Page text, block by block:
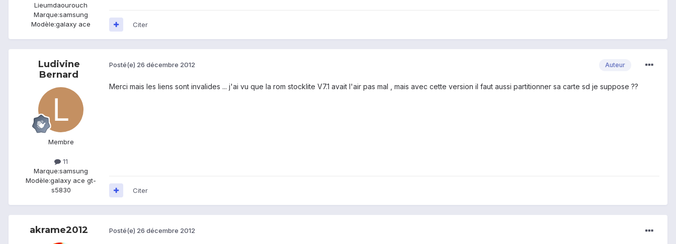
Lieumdaourouch
Marque:samsung
Modèle:galaxy ace Citer
Ludivine
Bernard
Membre
11
Marque:samsung
Modèle:galaxy ace gt-
s5830
Auteur
Posté(e) 26 décembre 2012
Merci mais les liens sont invalides ... j'ai vu que la rom stocklite V7.1 avait l'air pas mal , mais avec cette version il faut aussi partitionner sa carte sd je suppose ??
Citer
akrame2012 Posté(e) 26 décembre 2012